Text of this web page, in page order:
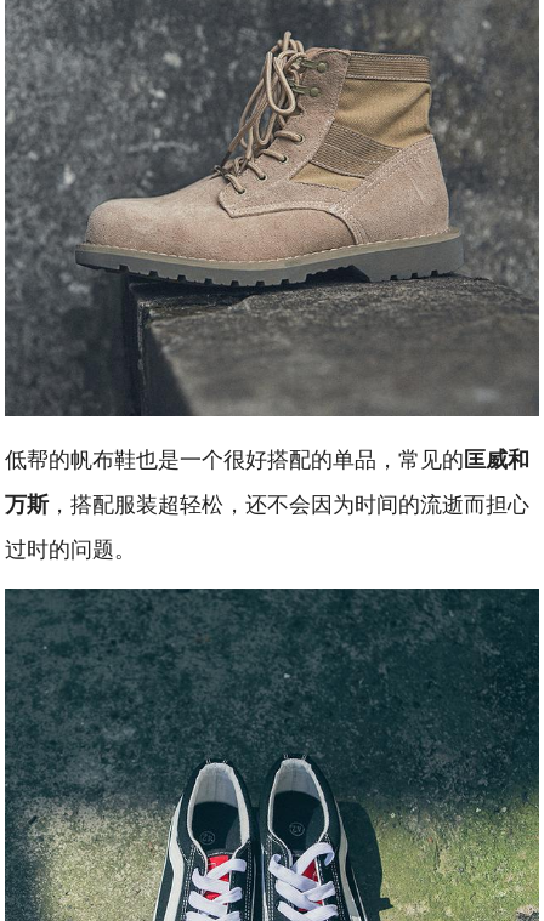
低帮的帆布鞋也是一个很好搭配的单品，常见的匡威和
万斯，搭配服装超轻松，还不会因为时间的流逝而担心
过时的问题。